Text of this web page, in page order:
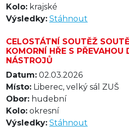
Kolo: krajské
Výsledky: Stáhnout
CELOSTÁTNÍ SOUTĚŽ
KOMORNÍ HŘE S PŘEVAHOU
NÁSTROJŮ
Datum: 02.03.2026
Místo: Liberec, velký sál ZUŠ
Obor: hudební
Kolo: okresní
Výsledky: Stáhnout